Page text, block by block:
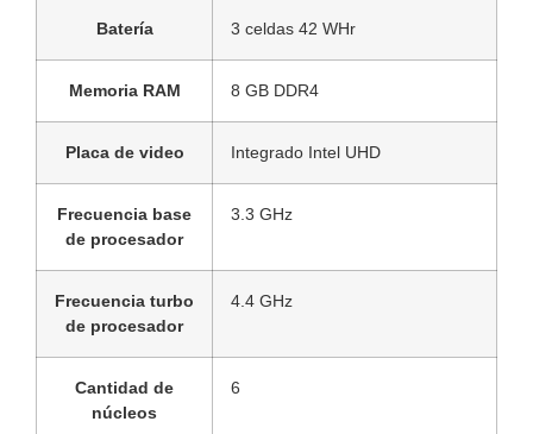
Batería 3 celdas 42 WHr
Memoria RAM 8 GB DDR4
Placa de video Integrado Intel UHD
Frecuencia base
de procesador
3.3 GHz
Frecuencia turbo
de procesador
4.4 GHz
Cantidad de
núcleos
6